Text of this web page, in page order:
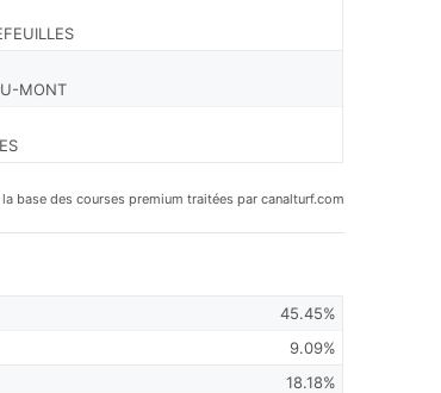
MONT
base des courses premium traitées par canalturf.com
45.45%
9.09%
18.18%